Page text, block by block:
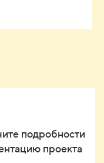
подробности
проекта